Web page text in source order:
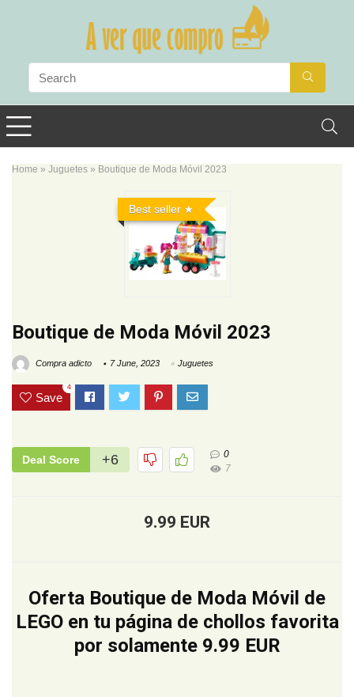
Home » Juguetes » Boutique de Moda Móvil 2023
Best seller
Boutique de Moda Móvil 2023
Compra adicto 7 June, 2023 Juguetes
Save
4
Deal Score +6
0
7
9.99 EUR
Oferta Boutique de Moda Móvil de
LEGO en tu página de chollos favorita
por solamente 9.99 EUR